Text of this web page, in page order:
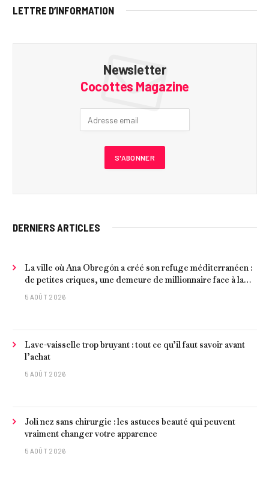
LETTRE D’INFORMATION
Newsletter
Cocottes Magazine
DERNIERS ARTICLES
La ville où Ana Obregón a créé son refuge méditerranéen :
de petites criques, une demeure de millionnaire face à la
mer et les meilleurs fruits de mer
5 AOÛT 2026
Lave-vaisselle trop bruyant : tout ce qu’il faut savoir avant
l’achat
5 AOÛT 2026
Joli nez sans chirurgie : les astuces beauté qui peuvent
vraiment changer votre apparence
5 AOÛT 2026